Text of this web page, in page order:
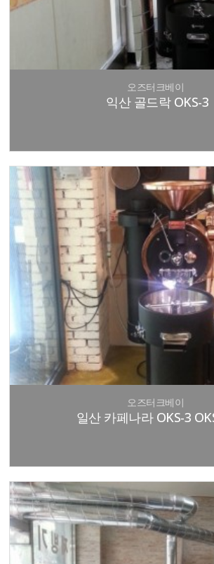
오즈터크베이
익산 골드락 OKS-3
오즈터크베이
일산 카페나라 OKS-3